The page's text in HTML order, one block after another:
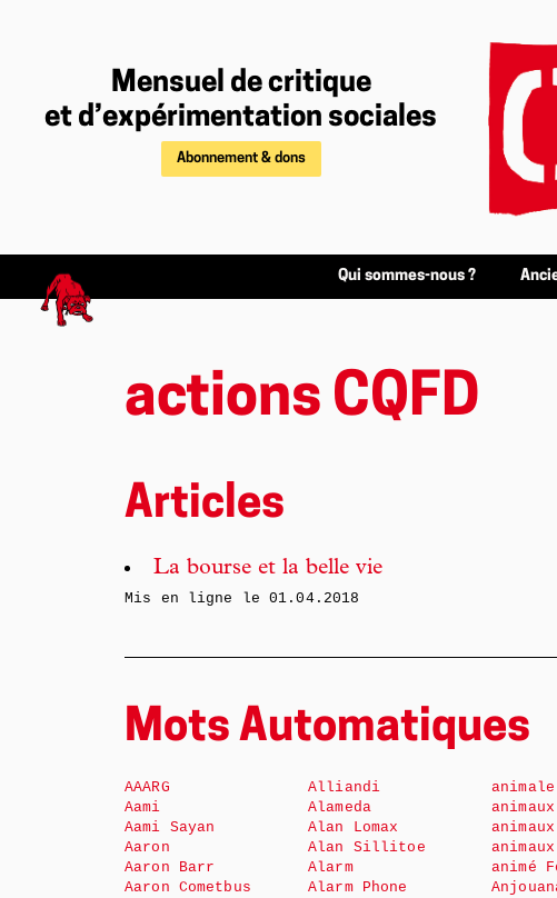
Mensuel de critique
et d’expérimentation sociales
Abonnement & dons
Qui sommes-nous ?
actions CQFD
Articles
La bourse et la belle vie
Mis en ligne le01.04.2018
Mots Automatiques
AAARG
Aami
Aami Sayan
Aaron
Aaron Barr
Aaron Cometbus
Alliandi
Alameda
Alan Lomax
Alan Sillitoe
Alarm
Alarm Phone
animale
animaux
animé